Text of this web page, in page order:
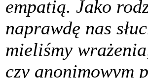
empatią. Jako
naprawdę nas
mieliśmy
czy anonimowym